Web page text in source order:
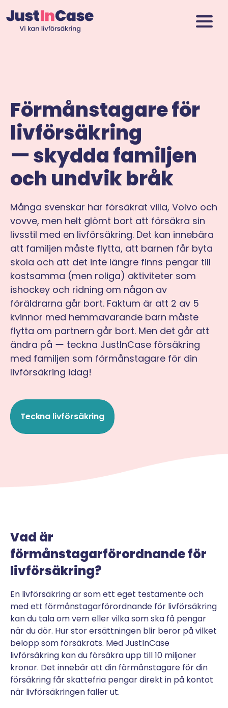
Förmånstagare för
livförsäkring
ー skydda familjen
och undvik bråk
Många svenskar har försäkrat villa, Volvo och
vovve, men helt glömt bort att försäkra sin
livsstil med en livförsäkring. Det kan innebära
att familjen måste flytta, att barnen får byta
skola och att det inte längre finns pengar till
kostsamma (men roliga) aktiviteter som
ishockey och ridning om någon av
föräldrarna går bort. Faktum är att 2 av 5
kvinnor med hemmavarande barn måste
flytta om partnern går bort. Men det går att
ändra på ー teckna JustInCase försäkring
med familjen som förmånstagare för din
livförsäkring idag!
Teckna livförsäkring
Vad är
förmånstagarförordnande för
livförsäkring?
En livförsäkring är som ett eget testamente och
med ett förmånstagarförordnande för livförsäkring
kan du tala om vem eller vilka som ska få pengar
när du dör. Hur stor ersättningen blir beror på vilket
belopp som försäkrats. Med JustInCase
livförsäkring kan du försäkra upp till 10 miljoner
kronor. Det innebär att din förmånstagare för din
försäkring får skattefria pengar direkt in på kontot
när livförsäkringen faller ut.